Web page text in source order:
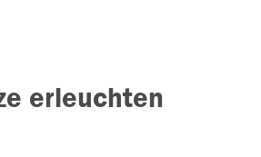
erleuchten